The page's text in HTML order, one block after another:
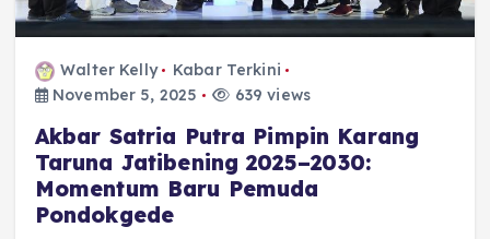
Walter Kelly
Kabar Terkini
November 5, 2025
639 views
Akbar Satria Putra Pimpin Karang
Taruna Jatibening 2025–2030:
Momentum Baru Pemuda
Pondokgede